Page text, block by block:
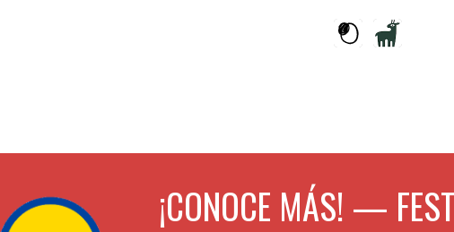
¡CONOCE MÁS! —